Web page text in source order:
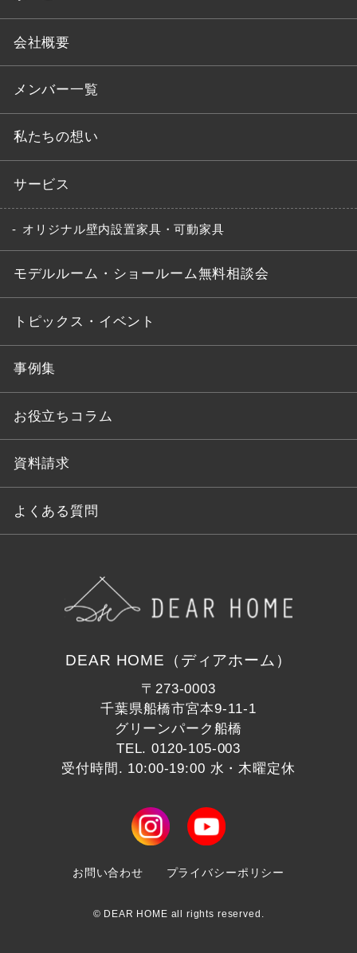
会社概要
メンバー一覧
私たちの想い
サービス
オリジナル壁内設置家具・可動家具
モデルルーム・ショールーム無料相談会
トピックス・イベント
事例集
お役立ちコラム
資料請求
よくある質問
DEAR HOME（ディアホーム）
〒273-0003
千葉県船橋市宮本9-11-1
グリーンパーク船橋
TEL.0120-105-003
受付時間. 10:00-19:00 水・木曜定休
お問い合わせ プライバシーポリシー
© DEAR HOME all rights reserved.